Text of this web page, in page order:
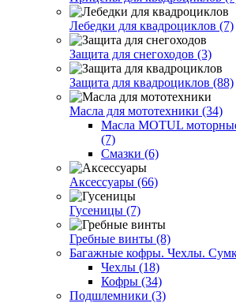
Лебедки для квадроциклов (7)
Защита для снегоходов (3)
Защита для квадроциклов (88)
Масла для мототехники (34)
Масла MOTUL
(7)
Смазки (6)
Аксессуары (66)
Гусеницы (7)
Гребные винты (8)
Багажные кофры. Чехлы.
Чехлы (18)
Кофры (34)
Подшлемники (3)